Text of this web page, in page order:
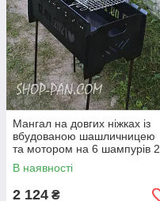
Мангал на довгих ніжках із
вбудованою шашличницею
та мотором на 6 шампурів 2
мм
В наявності
2 124 ₴